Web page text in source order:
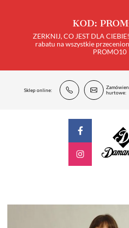
KOD:
ZERKNIJ, CO JEST DLA
rabatu na wszystkie
PROMO10
Sklep online:
hurtowe: